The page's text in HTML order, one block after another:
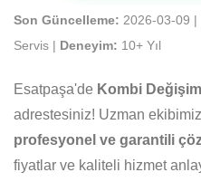
Son Güncelleme: 2026-03-09 |
Servis |
Deneyim: 10+ Yıl
Esatpaşa'de Kombi
adrestesiniz! Uzman
profesyonel ve garantili
fiyatlar ve kaliteli hizmet